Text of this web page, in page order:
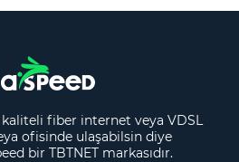
fiber internet veya VDSL
ofisinde ulaşabilsin diye
bir TBTNET markasıdır.